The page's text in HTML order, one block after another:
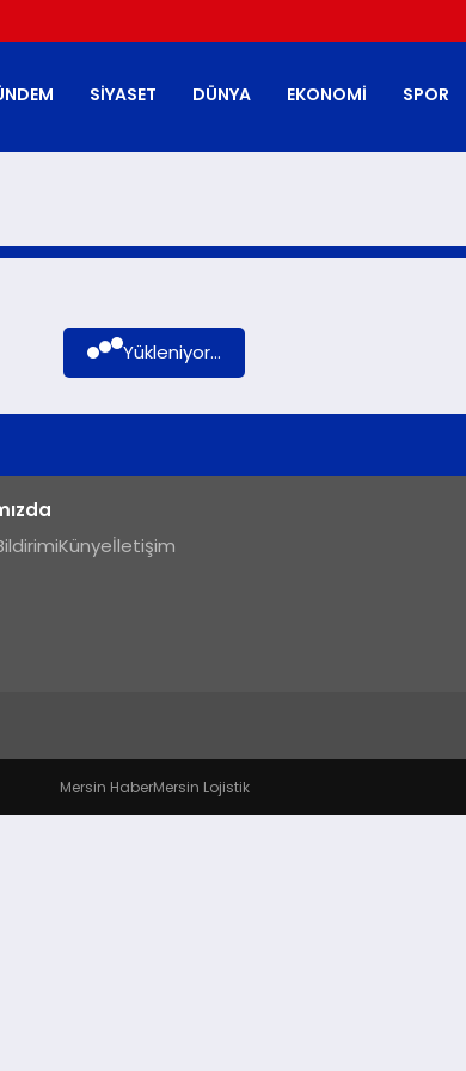
SIYASET DÜNYA EKONOMI SPOR
Yükleniyor...
Künyeİletişim
Mersin HaberMersin Lojistik